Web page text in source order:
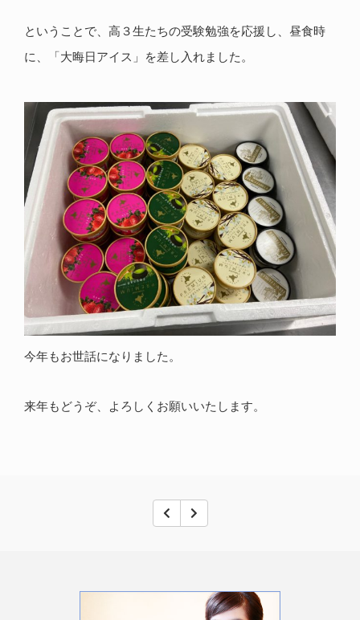
ということで、高３生たちの受験勉強を応援し、昼食時
に、「大晦日アイス」を差し入れました。
今年もお世話になりました。
来年もどうぞ、よろしくお願いいたします。